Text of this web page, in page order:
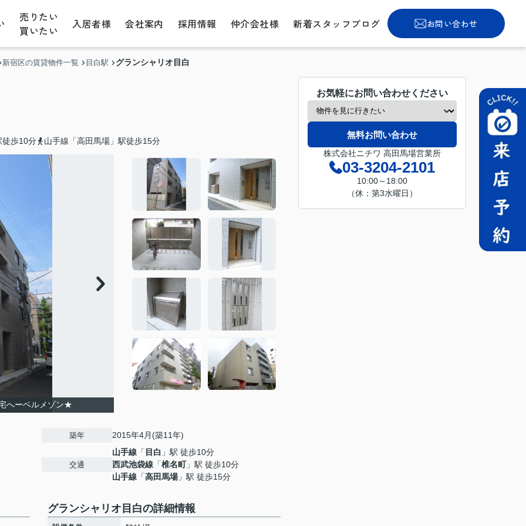
売りたい
買いたい
入居者様 会社案内 採用情報 仲介会社様 新着スタッフブログ お問い合わせ
新宿区の賃貸物件一覧 目白駅 グランシャリオ目白
徒歩10分 山手線「高田馬場」駅徒歩15分
へーベルメゾン★
築年 2015年4月(築11年)
交通
山手線 「 目白 」駅 徒歩10分
西武池袋線 「椎名町」駅 徒歩10分
山手線 「高田馬場」駅 徒歩15分
グランシャリオ目白の詳細情報
お気軽にお問い合わせください
無料お問い合わせ
株式会社ニチワ 高田馬場営業所
03-3204-2101
10:00～18:00
（休：第3水曜日）